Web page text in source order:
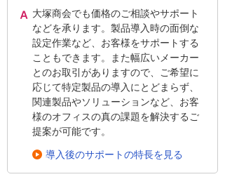
大塚商会でも価格のご相談やサポート
などを承ります。製品導入時の面倒な
設定作業など、お客様をサポートする
こともできます。また幅広いメーカー
とのお取引がありますので、ご希望に
応じて特定製品の導入にとどまらず、
関連製品やソリューションなど、お客
様のオフィスの真の課題を解決するご
提案が可能です。
導入後のサポートの特長を見る